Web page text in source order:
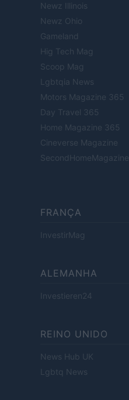
Newz Illinois
Newz Ohio
Gameland
Hig Tech Mag
Scoop Mag
Lgbtqia News
Motors Magazine 365
Day Travel 365
Home Magazine 365
Cineverse Magazine
SecondHomeMagazine
FRANÇA
InvestirMag
ALEMANHA
Investieren24
REINO UNIDO
News Hub UK
Lgbtq News